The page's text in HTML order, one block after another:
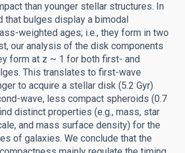
than younger stellar structures. In
that bulges display a bimodal
weighted ages; i.e., they form in two
our analysis of the disk components
form at z ~ 1 for both first- and
This translates to first-wave
to acquire a stellar disk (5.2 Gyr)
wave, less compact spheroids (0.7
distinct properties (e.g., mass, star
and mass surface density) for the
of galaxies. We conclude that the